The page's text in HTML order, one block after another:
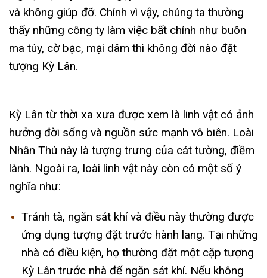
và không giúp đỡ. Chính vì vậy, chúng ta thường
thấy những công ty làm việc bất chính như buôn
ma túy, cờ bạc, mại dâm thì không đời nào đặt
tượng Kỳ Lân.
Kỳ Lân từ thời xa xưa được xem là linh vật có ảnh
hưởng đời sống và nguồn sức mạnh vô biên. Loài
Nhân Thú này là tượng trưng của cát tường, điềm
lành. Ngoài ra, loài linh vật này còn có một số ý
nghĩa như:
Tránh tà, ngăn sát khí và điều này thường được
ứng dụng tượng đặt trước hành lang. Tại những
nhà có điều kiện, họ thường đặt một cặp tượng
Kỳ Lân trước nhà để ngăn sát khí. Nếu không